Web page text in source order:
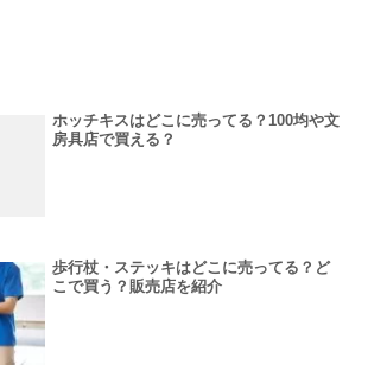
ホッチキスはどこに売ってる？100均や文
房具店で買える？
歩行杖・ステッキはどこに売ってる？ど
こで買う？販売店を紹介